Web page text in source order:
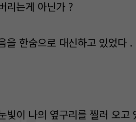
리는게 아닌가 ?
을 한숨으로 대신하고 있었다 .
빛이 나의 옆구리를 찔러 오고